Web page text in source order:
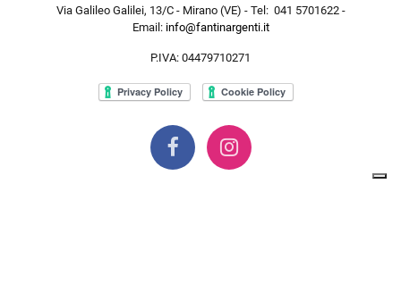
Via Galileo Galilei, 13/C - Mirano (VE) - Tel: 041 5701622 -
Email: info@fantinargenti.it
P.IVA: 04479710271